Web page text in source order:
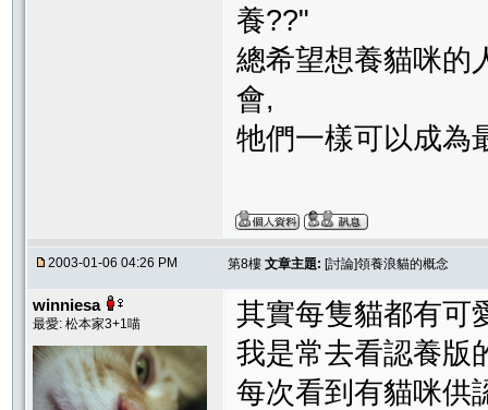
養??"
總希望想養貓咪的
會,
牠們一樣可以成為
2003-01-06 04:26 PM 第8樓 文章主題: [討論]領養浪貓的概念
winniesa
最愛: 松本家3+1喵
其實每隻貓都有可
我是常去看認養版
每次看到有貓咪供